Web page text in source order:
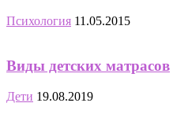
Психология 11.05.2015
Виды детских матрасов
Дети 19.08.2019